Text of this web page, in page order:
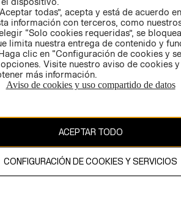
web está protegido por copyright y es
todas”, acepta y está de acuerdo
información con terceros, como
“Solo cookies requeridas”, se
limita nuestra entrega de contenido y
clic en “Configuración de cookies y
Visite nuestro aviso de cookies
más información.
Aviso de cookies y uso compartido de datos
ACEPTAR TODO
CONFIGURACIÓN DE COOKIES Y SERVICIOS